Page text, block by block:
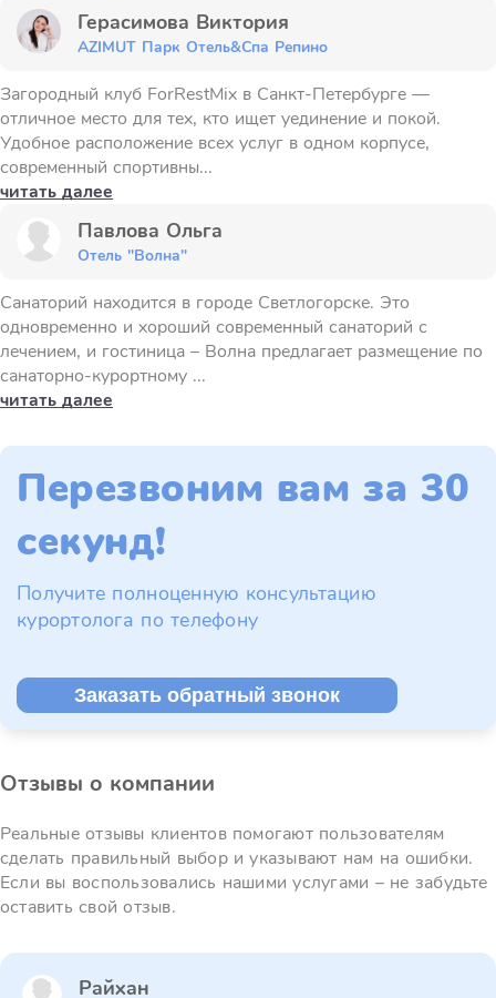
Герасимова Виктория
AZIMUT Парк Отель&Спа Репино
Загородный клуб ForRestMix в Санкт-Петербурге —
отличное место для тех, кто ищет уединение и покой.
Удобное расположение всех услуг в одном корпусе,
современный спортивны...
читать далее
Павлова Ольга
Отель "Волна"
Санаторий находится в городе Светлогорске. Это
одновременно и хороший современный санаторий с
лечением, и гостиница – Волна предлагает размещение по
санаторно-курортному ...
читать далее
Перезвоним вам за 30
секунд!
Получите полноценную консультацию
курортолога по телефону
Заказать обратный звонок
Отзывы о компании
Реальные отзывы клиентов помогают пользователям
сделать правильный выбор и указывают нам на ошибки.
Если вы воспользовались нашими услугами – не забудьте
оставить свой отзыв.
Райхан